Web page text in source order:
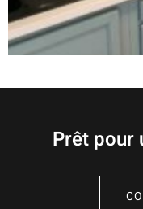
Prêt pour